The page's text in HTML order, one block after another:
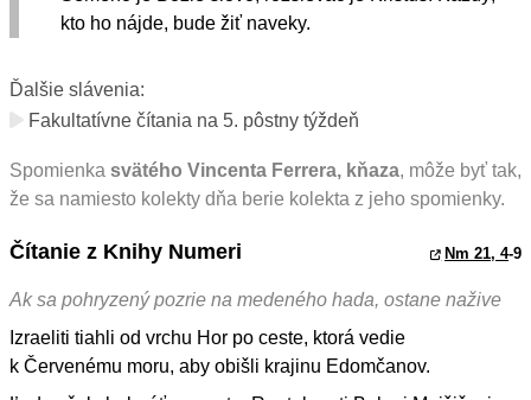
kto ho nájde, bude žiť naveky.
Ďalšie slávenia:
Fakultatívne čítania na 5. pôstny týždeň
Spomienka svätého Vincenta Ferrera, kňaza, môže byť tak,
že sa namiesto kolekty dňa berie kolekta z jeho spomienky.
Čítanie z Knihy Numeri Nm 21, 4-9
Ak sa pohryzený pozrie na medeného hada, ostane nažive
Izraeliti tiahli od vrchu Hor po ceste, ktorá vedie
k Červenému moru, aby obišli krajinu Edomčanov.